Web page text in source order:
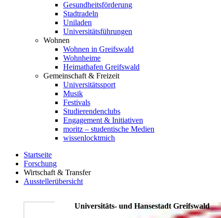
Gesundheitsförderung
Stadtradeln
Uniladen
Universitätsführungen
Wohnen
Wohnen in Greifswald
Wohnheime
Heimathafen Greifswald
Gemeinschaft & Freizeit
Universitätssport
Musik
Festivals
Studierendenclubs
Engagement & Initiativen
moritz – studentische Medien
wissenlocktmich
Startseite
Forschung
Wirtschaft & Transfer
Ausstellerübersicht
Universitäts- und Hansestadt Greifswald